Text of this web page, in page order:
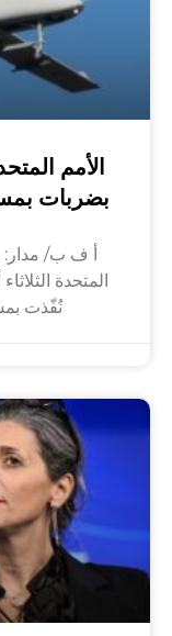
بضربات
نُفّذت